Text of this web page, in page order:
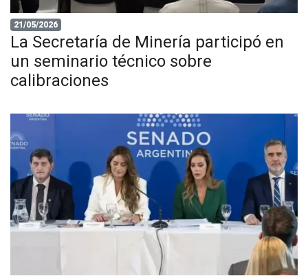
21/05/2026
La Secretaría de Minería participó en
un seminario técnico sobre
calibraciones